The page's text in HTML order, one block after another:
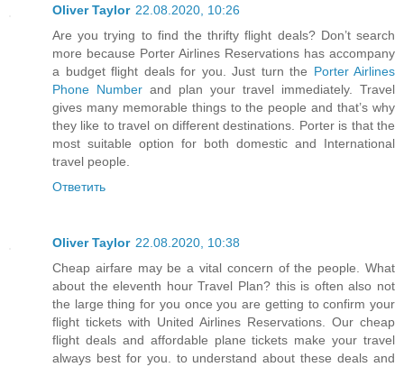
Oliver Taylor 22.08.2020, 10:26
Are you trying to find the thrifty flight deals? Don’t search
more because Porter Airlines Reservations has accompany
a budget flight deals for you. Just turn the Porter Airlines
Phone Number and plan your travel immediately. Travel
gives many memorable things to the people and that’s why
they like to travel on different destinations. Porter is that the
most suitable option for both domestic and International
travel people.
Ответить
Oliver Taylor 22.08.2020, 10:38
Cheap airfare may be a vital concern of the people. What
about the eleventh hour Travel Plan? this is often also not
the large thing for you once you are getting to confirm your
flight tickets with United Airlines Reservations. Our cheap
flight deals and affordable plane tickets make your travel
always best for you. to understand about these deals and